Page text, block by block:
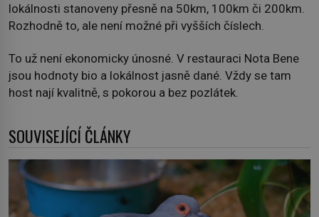
lokálnosti stanoveny přesně na 50km, 100km či 200km.
Rozhodně to, ale není možné při vyšších číslech.
To už není ekonomicky únosné. V restauraci Nota Bene
jsou hodnoty bio a lokálnost jasně dané. Vždy se tam
host nají kvalitně, s pokorou a bez pozlátek.
SOUVISEJÍCÍ ČLÁNKY